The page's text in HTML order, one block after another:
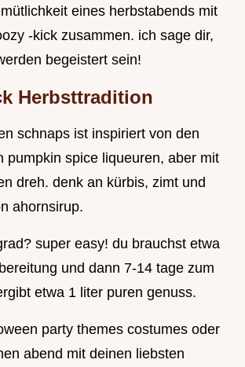
eines herbstabends mit
-kick zusammen. ich sage dir,
begeistert sein!
Herbsttradition
schnaps ist inspiriert von den
pumpkin spice liqueuren, aber mit
dreh. denk an kürbis, zimt und
ahornsirup.
super easy! du brauchst etwa
und dann 7-14 tage zum
etwa 1 liter puren genuss.
party themes costumes oder
abend mit deinen liebsten